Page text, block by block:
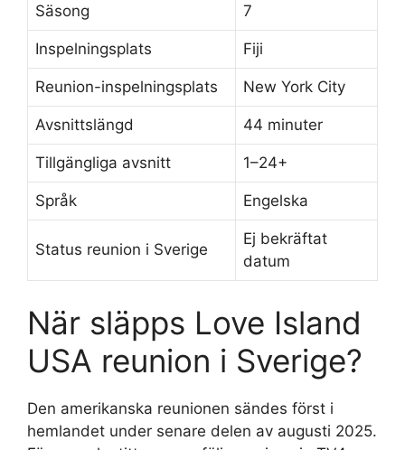
Säsong 7
Inspelningsplats Fiji
Reunion-inspelningsplats New York City
Avsnittslängd 44 minuter
Tillgängliga avsnitt 1–24+
Språk Engelska
Status reunion i Sverige
Ej bekräftat
datum
När släpps Love Island
USA reunion i Sverige?
Den amerikanska reunionen sändes först i
hemlandet under senare delen av augusti 2025.